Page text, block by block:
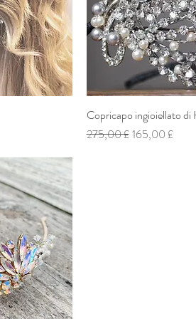
Copricapo ingioiellato di
Prezzo regolare
275,00 £Prezzo scontato
165,00 £